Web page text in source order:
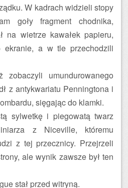
W kadrach widzieli stopy
goły fragment chodnika,
na wietrze kawałek papieru,
ekranie, a w tle przechodzili
zobaczyli umundurowanego
z antykwariatu Penningtona i
sięgając do klamki.
sylwetkę i piegowatą twarz
z Niceville, któremu
z tej przecznicy. Przejrzeli
ale wynik zawsze był ten
stał przed witryną.